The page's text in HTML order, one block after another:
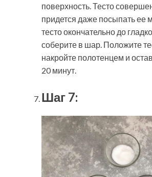
поверхность. Тесто
придется даже посыпать ее
тесто окончательно до
соберите в шар. Положите
накройте полотенцем и
20 минут.
Шаг 7: